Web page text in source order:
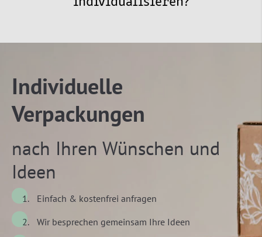
Individuelle
Verpackungen
nach Ihren Wünschen und
Ideen
Einfach & kostenfrei anfragen
Wir besprechen gemeinsam Ihre Ideen